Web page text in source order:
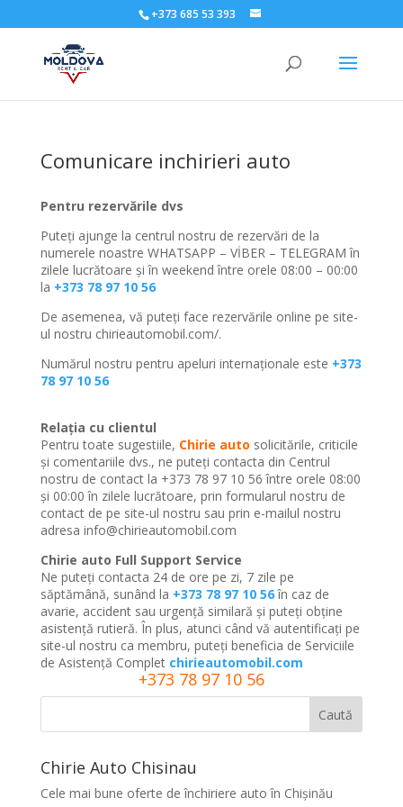
+373 685 53 393
Comunicare inchirieri auto
Pentru rezervările dvs
Puteți ajunge la centrul nostru de rezervări de la
numerele noastre WHATSAPP – VİBER – TELEGRAM în
zilele lucrătoare și în weekend între orele 08:00 – 00:00
la +373 78 97 10 56
De asemenea, vă puteți face rezervările online pe site-
ul nostru chirieautomobil.com/.
Numărul nostru pentru apeluri internaționale este +373
78 97 10 56
Relația cu clientul
Pentru toate sugestiile, Chirie auto solicitările, criticile
și comentariile dvs., ne puteți contacta din Centrul
nostru de contact la +373 78 97 10 56 între orele 08:00
și 00:00 în zilele lucrătoare, prin formularul nostru de
contact de pe site-ul nostru sau prin e-mailul nostru
adresa info@chirieautomobil.com
Chirie auto Full Support Service
Ne puteți contacta 24 de ore pe zi, 7 zile pe
săptămână, sunând la +373 78 97 10 56în caz de
avarie, accident sau urgență similară și puteți obține
asistență rutieră. În plus, atunci când vă autentificați pe
site-ul nostru ca membru, puteți beneficia de Serviciile
de Asistență Complet chirieautomobil.com
+373 78 97 10 56
Caută
Chirie Auto Chisinau
Cele mai bune oferte de închiriere auto în Chișinău